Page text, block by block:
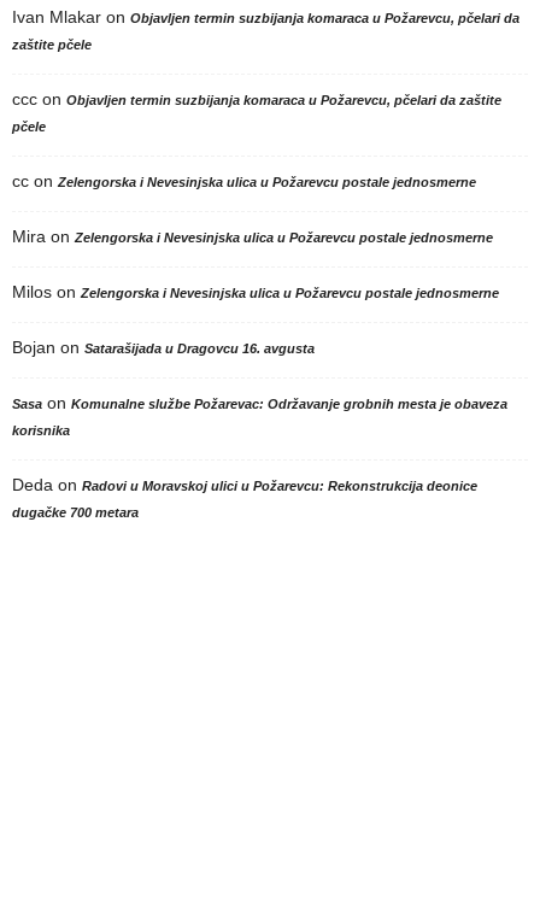
Ivan Mlakar on Objavljen termin suzbijanja komaraca u Požarevcu, pčelari da
zaštite pčele
ccc on Objavljen termin suzbijanja komaraca u Požarevcu, pčelari da zaštite
pčele
cc on Zelengorska i Nevesinjska ulica u Požarevcu postale jednosmerne
Mira on Zelengorska i Nevesinjska ulica u Požarevcu postale jednosmerne
Milos on Zelengorska i Nevesinjska ulica u Požarevcu postale jednosmerne
Bojan on Satarašijada u Dragovcu 16. avgusta
Sasa on Komunalne službe Požarevac: Održavanje grobnih mesta je obaveza
korisnika
Deda on Radovi u Moravskoj ulici u Požarevcu: Rekonstrukcija deonice
dugačke 700 metara